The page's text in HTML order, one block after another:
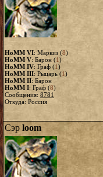
HoMM VI: Маркиз (8)
HoMM V: Барон (1)
HoMM IV: Граф (1)
HoMM III: Рыцарь (1)
HoMM II: Барон
HoMM I: Граф (8)
Сообщения: 8781
Откуда: Россия
Сэр loom